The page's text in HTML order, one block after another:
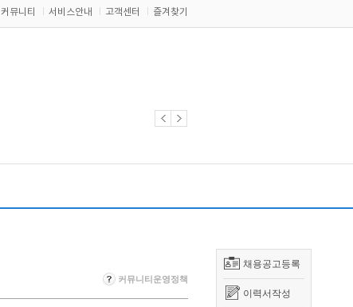
커뮤니티 서비스안내 고객센터 즐겨찾기
채용공고등록
이력서작성
커뮤니티운영정책